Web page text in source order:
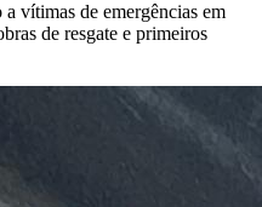
vítimas de emergências em
de resgate e primeiros